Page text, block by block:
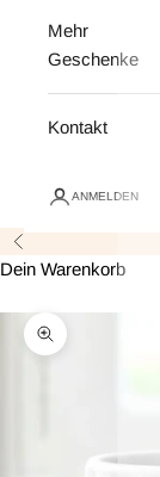
Mehr
Geschenke
Kontakt
ANMELDEN
Zurück
Dein Warenkorb
Bild vergrößern